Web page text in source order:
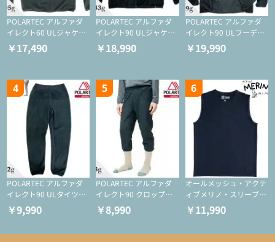
POLARTEC アルファダ
イレクト60 ULジャケッ
ト（登山/ミドルレイヤ
ー/化繊ジャケット）
￥17,490
POLARTEC アルファダ
イレクト90 ULジャケッ
ト（アクティブインサレ
ーション/ミドルレイヤ
￥18,990
POLARTEC アルファダ
イレクト90 ULフーディ
（アクティブインサレー
ション/ミドルレイヤー/
￥19,990
4
POLARTEC アルファダ
イレクト90 ULタイツ
（アクティブインサレー
ション/テント泊用パジ
￥9,990
5
POLARTEC アルファダ
イレクト90 クロップド
ULタイツ（アクティブ
インサレーション/テン
￥8,990
6
オールメッシュ・アクテ
ィブメリノ・スリーブレ
ス
￥11,990